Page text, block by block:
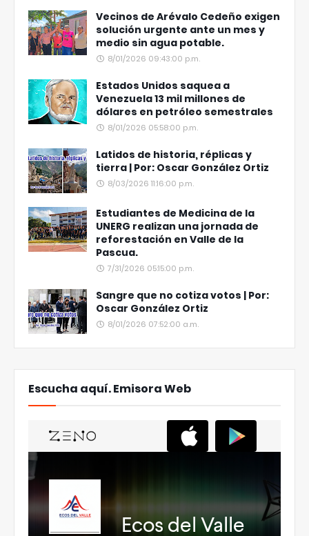
Vecinos de Arévalo Cedeño exigen
solución urgente ante un mes y
medio sin agua potable.
8/01/2026 09:43:00 p.m.
Estados Unidos saquea a
Venezuela 13 mil millones de
dólares en petróleo semestrales
8/01/2026 05:58:00 p.m.
Latidos de historia, réplicas y
tierra | Por: Oscar González Ortiz
8/03/2026 11:16:00 p.m.
Estudiantes de Medicina de la
UNERG realizan una jornada de
reforestación en Valle de la
Pascua.
7/31/2026 05:15:00 p.m.
Sangre que no cotiza votos | Por:
Oscar González Ortiz
8/01/2026 07:52:00 a.m.
Escucha aquí. Emisora Web